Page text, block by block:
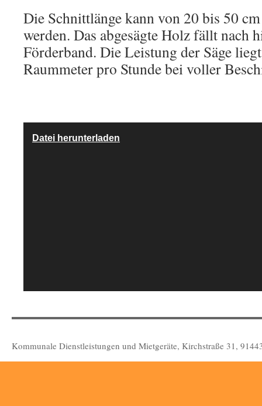
Die Schnittlänge kann von 20 bis 50
werden. Das abgesägte Holz fällt nach
Förderband. Die Leistung der Säge
Raummeter pro Stunde bei voller
Datei herunterladen
Kommunale Dienstleistungen und Mietgeräte, Kirchstraße 31,